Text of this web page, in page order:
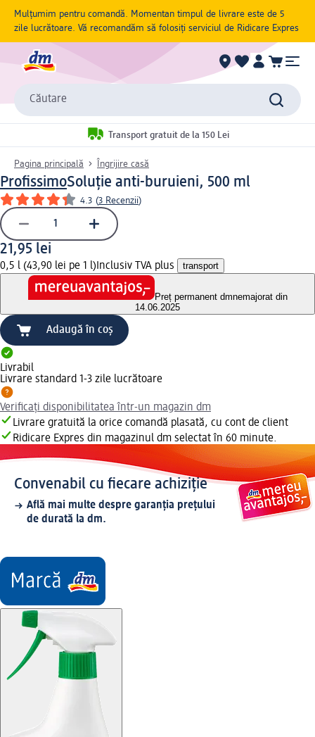
Mulțumim pentru comandă. Momentan timpul de livrare este de 5
zile lucrătoare. Vă recomandăm să folosiți serviciul de Ridicare Expres
Căutare
Transport gratuit de la 150 Lei
Pagina principală Îngrijire casă
ProfissimoSoluție anti-buruieni, 500 ml
4.3 (3 Recenzii)
21,95 lei
0,5 l (43,90 lei pe 1 l) Inclusiv TVA plus transport
Preț permanent dmnemajorat din
14.06.2025
Adaugă în coș
Livrabil
Livrare standard 1-3 zile lucrătoare
Verificați disponibilitatea într-un magazin dm
Livrare gratuită la orice comandă plasată, cu cont de client
Ridicare Expres din magazinul dm selectat în 60 minute.
Convenabil cu fiecare achiziție
Află mai multe despre garanția prețului
de durată la dm.